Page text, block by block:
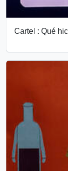
Cartel : Qué